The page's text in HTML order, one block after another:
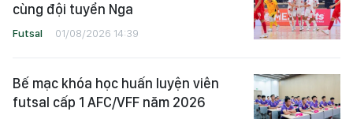
cùng đội tuyển Nga
Futsal 01/08/2026 14:39
Bế mạc khóa học huấn luyện viên
futsal cấp 1 AFC/VFF năm 2026